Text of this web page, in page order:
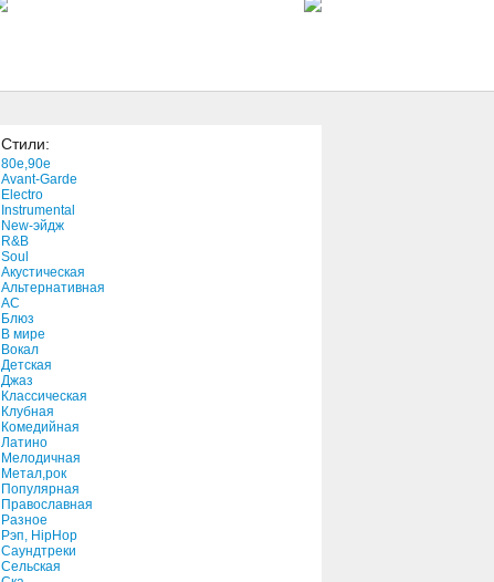
3:21
Стили:
80e,90e
Avant-Garde
Electro
Instrumental
New-эйдж
R&B
Soul
Акустическая
Альтернативная
АС
Блюз
В мире
Вокал
Детская
Джаз
Классическая
Клубная
Комедийная
Латино
Мелодичная
Метал,рок
Популярная
Православная
Разное
Рэп, HipHop
Саундтреки
Сельская